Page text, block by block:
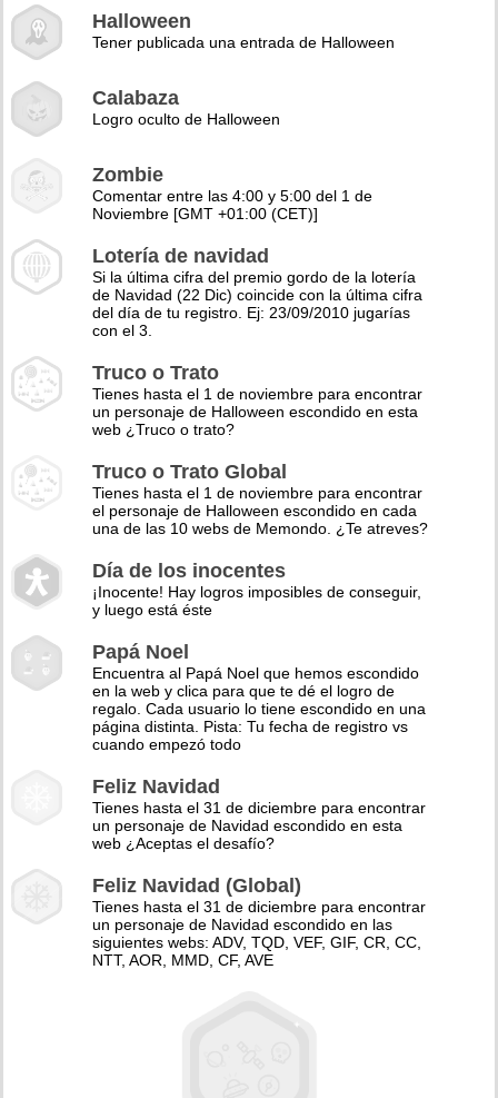
Halloween
Tener publicada una entrada de Halloween
Calabaza
Logro oculto de Halloween
Zombie
Comentar entre las 4:00 y 5:00 del 1 de
Noviembre [GMT +01:00 (CET)]
Lotería de navidad
Si la última cifra del premio gordo de la lotería
de Navidad (22 Dic) coincide con la última cifra
del día de tu registro. Ej: 23/09/2010 jugarías
con el 3.
Truco o Trato
Tienes hasta el 1 de noviembre para encontrar
un personaje de Halloween escondido en esta
web ¿Truco o trato?
Truco o Trato Global
Tienes hasta el 1 de noviembre para encontrar
el personaje de Halloween escondido en cada
una de las 10 webs de Memondo. ¿Te atreves?
Día de los inocentes
¡Inocente! Hay logros imposibles de conseguir,
y luego está éste
Papá Noel
Encuentra al Papá Noel que hemos escondido
en la web y clica para que te dé el logro de
regalo. Cada usuario lo tiene escondido en una
página distinta. Pista: Tu fecha de registro vs
cuando empezó todo
Feliz Navidad
Tienes hasta el 31 de diciembre para encontrar
un personaje de Navidad escondido en esta
web ¿Aceptas el desafío?
Feliz Navidad (Global)
Tienes hasta el 31 de diciembre para encontrar
un personaje de Navidad escondido en las
siguientes webs: ADV, TQD, VEF, GIF, CR, CC,
NTT, AOR, MMD, CF, AVE